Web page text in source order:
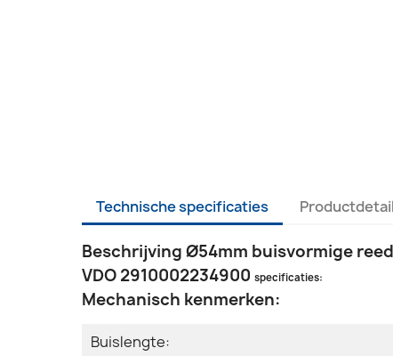
Technische specificaties
Beschrijving Ø54mm buisvormige
VDO 2910002234900 specificaties:
Mechanisch kenmerken:
Buislengte: